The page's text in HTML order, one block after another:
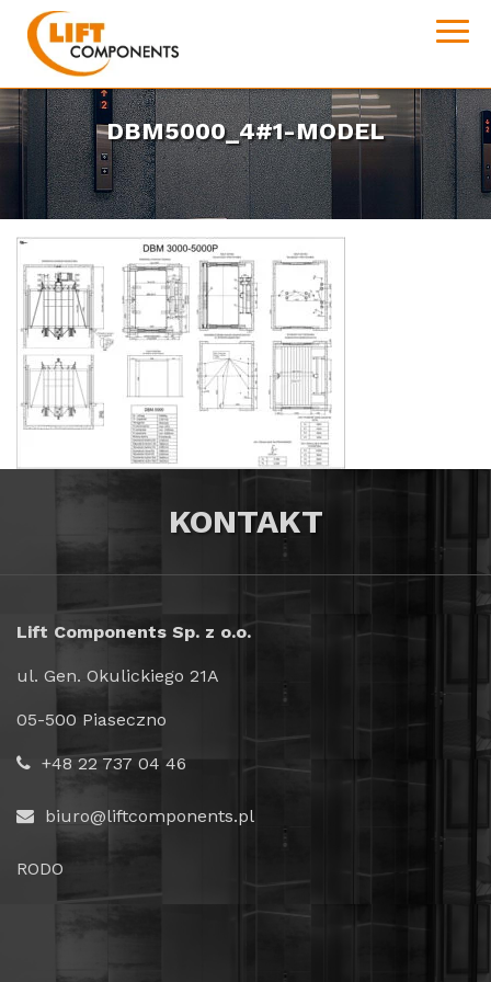
DBM5000_4#1-MODEL
KONTAKT
Lift Components Sp. z o.o.
ul. Gen. Okulickiego 21A
05-500 Piaseczno
+48 22 737 04 46
biuro@liftcomponents.pl
RODO